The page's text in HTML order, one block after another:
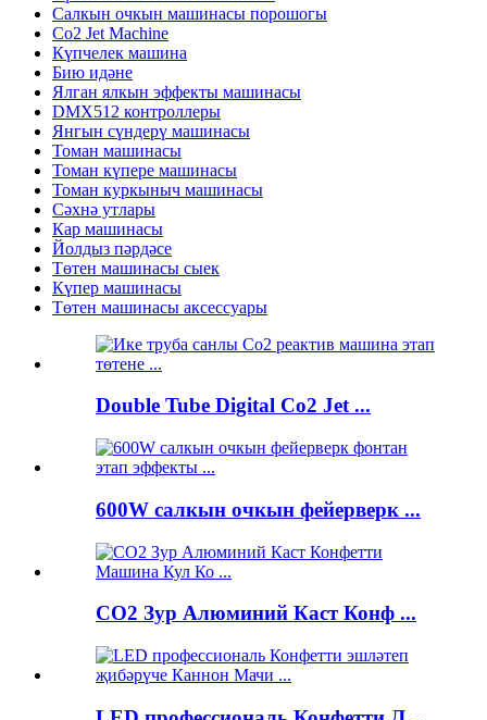
Салкын очкын машинасы порошогы
Co2 Jet Machine
Күпчелек машина
Бию идәне
Ялган ялкын эффекты машинасы
DMX512 контроллеры
Янгын сүндерү машинасы
Томан машинасы
Томан күпере машинасы
Томан куркыныч машинасы
Сәхнә утлары
Кар машинасы
Йолдыз пәрдәсе
Төтен машинасы сыек
Күпер машинасы
Төтен машинасы аксессуары
Double Tube Digital Co2 Jet ...
600W салкын очкын фейерверк ...
CO2 Зур Алюминий Каст Конф ...